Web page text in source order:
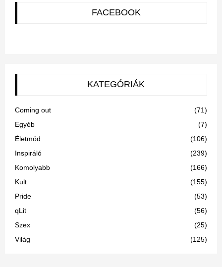
FACEBOOK
KATEGÓRIÁK
Coming out
(71)
Egyéb
(7)
Életmód
(106)
Inspiráló
(239)
Komolyabb
(166)
Kult
(155)
Pride
(53)
qLit
(56)
Szex
(25)
Világ
(125)